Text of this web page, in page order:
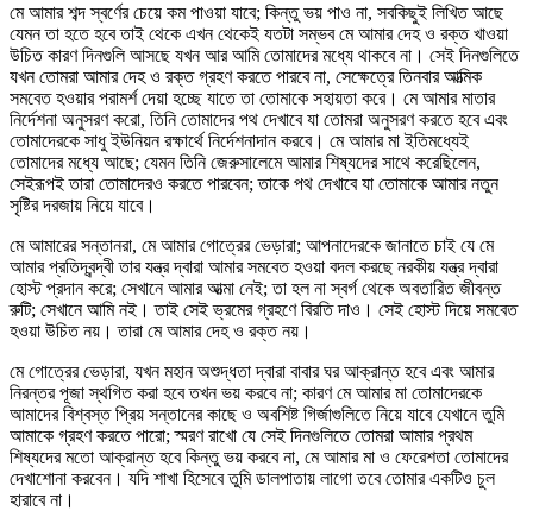
মে আমার শব্দ স্বর্ণের চেয়ে কম পাওয়া যাবে; কিন্তু ভয় পাও না, সবকিছুই লিখিত আছে
যেমন তা হতে হবে তাই থেকে এখন থেকেই যতটা সম্ভব মে আমার দেহ ও রক্ত খাওয়া
উচিত কারণ দিনগুলি আসছে যখন আর আমি তোমাদের মধ্যে থাকবে না। সেই দিনগুলিতে
যখন তোমরা আমার দেহ ও রক্ত গ্রহণ করতে পারবে না, সেক্ষেত্রে তিনবার আত্মিক
সমবেত হওয়ার পরামর্শ দেয়া হচ্ছে যাতে তা তোমাকে সহায়তা করে। মে আমার মাতার
নির্দেশনা অনুসরণ করো, তিনি তোমাদের পথ দেখাবে যা তোমরা অনুসরণ করতে হবে এবং
তোমাদেরকে সাধু ইউনিয়ন রক্ষার্থে নির্দেশনাদান করবে। মে আমার মা ইতিমধ্যেই
তোমাদের মধ্যে আছে; যেমন তিনি জেরুসালেমে আমার শিষ্যদের সাথে করেছিলেন,
সেইরূপই তারা তোমাদেরও করতে পারবেন; তাকে পথ দেখাবে যা তোমাকে আমার নতুন
সৃষ্টির দরজায় নিয়ে যাবে।
মে আমারের সন্তানরা, মে আমার গোত্রের ভেড়ারা; আপনাদেরকে জানাতে চাই যে মে
আমার প্রতিদ্বন্দ্বী তার যন্ত্র দ্বারা আমার সমবেত হওয়া বদল করছে নরকীয় যন্ত্র দ্বারা
হোস্ট প্রদান করে; সেখানে আমার আত্মা নেই; তা হল না স্বর্গ থেকে অবতারিত জীবন্ত
রুটি; সেখানে আমি নই। তাই সেই ভ্রমের গ্রহণে বিরতি দাও। সেই হোস্ট দিয়ে সমবেত
হওয়া উচিত নয়। তারা মে আমার দেহ ও রক্ত নয়।
মে গোত্রের ভেড়ারা, যখন মহান অশুদ্ধতা দ্বারা বাবার ঘর আক্রান্ত হবে এবং আমার
নিরন্তর পূজা স্থগিত করা হবে তখন ভয় করবে না; কারণ মে আমার মা তোমাদেরকে
আমাদের বিশ্বস্ত প্রিয় সন্তানের কাছে ও অবশিষ্ট গির্জাগুলিতে নিয়ে যাবে যেখানে তুমি
আমাকে গ্রহণ করতে পারো; স্মরণ রাখো যে সেই দিনগুলিতে তোমরা আমার প্রথম
শিষ্যদের মতো আক্রান্ত হবে কিন্তু ভয় করবে না, মে আমার মা ও ফেরেশতা তোমাদের
দেখাশোনা করবেন। যদি শাখা হিসেবে তুমি ডালপাতায় লাগো তবে তোমার একটিও চুল
হারাবে না।